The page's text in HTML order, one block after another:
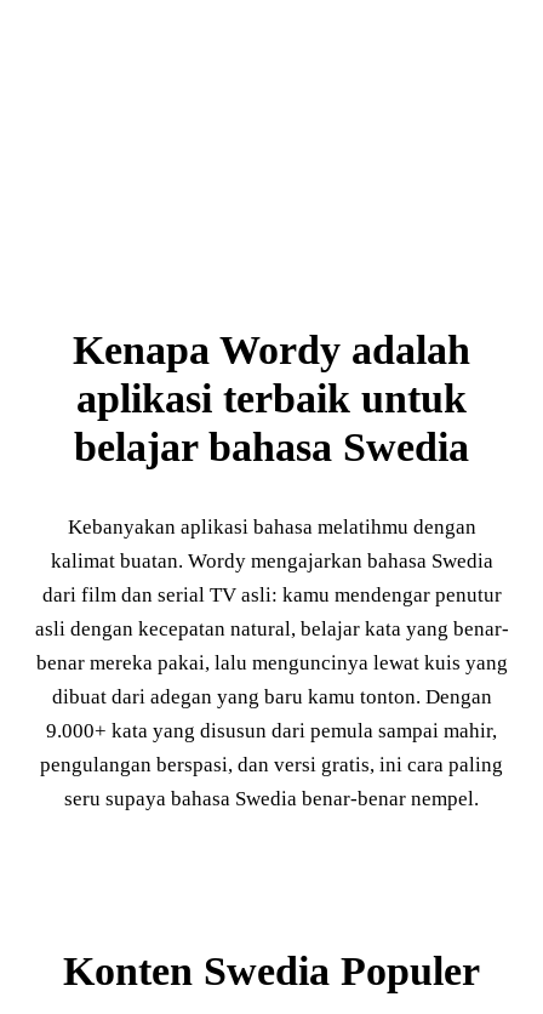
Kenapa Wordy adalah
aplikasi terbaik untuk
belajar bahasa Swedia
Kebanyakan aplikasi bahasa melatihmu dengan
kalimat buatan. Wordy mengajarkan bahasa Swedia
dari film dan serial TV asli: kamu mendengar penutur
asli dengan kecepatan natural, belajar kata yang benar-
benar mereka pakai, lalu menguncinya lewat kuis yang
dibuat dari adegan yang baru kamu tonton. Dengan
9.000+ kata yang disusun dari pemula sampai mahir,
pengulangan berspasi, dan versi gratis, ini cara paling
seru supaya bahasa Swedia benar-benar nempel.
Konten Swedia Populer